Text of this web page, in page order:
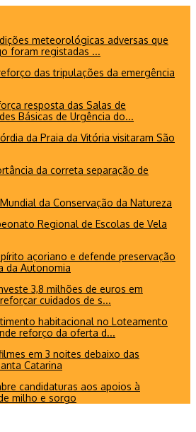
meteorológicas adversas que
foram registadas ...
das tripulações da emergência
resposta das Salas de
Básicas de Urgência do...
da Praia da Vitória visitaram São
da correta separação de
da Conservação da Natureza
Regional de Escolas de Vela
açoriano e defende preservação
da Autonomia
3,8 milhões de euros em
cuidados de s...
habitacional no Loteamento
reforço da oferta d...
em 3 noites debaixo das
Catarina
candidaturas aos apoios à
milho e sorgo